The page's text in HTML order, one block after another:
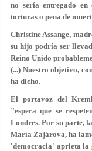
no sería entregado
torturas o pena de
Christine Assange,
su hijo podría ser
Reino Unido
(...) Nuestro objetivo,
ha dicho.
El portavoz del
"espera que se
Londres. Por su parte,
María Zajárova, ha
'democracia' aprieta